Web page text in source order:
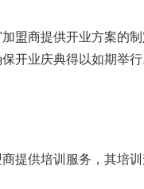
盟商提供开业方案的
开业庆典得以如期举行
提供培训服务，其培